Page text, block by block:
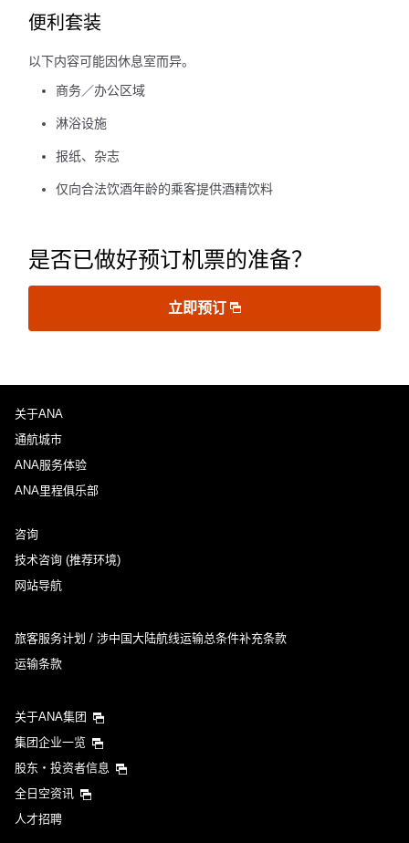
便利套装
以下内容可能因休息室而异。
商务／办公区域
淋浴设施
报纸、杂志
仅向合法饮酒年龄的乘客提供酒精饮料
是否已做好预订机票的准备？
立即预订
关于ANA
通航城市
ANA服务体验
ANA里程俱乐部
咨询
技术咨询 (推荐环境)
网站导航
旅客服务计划 / 涉中国大陆航线运输总条件补充条款
运输条款
关于ANA集团
集团企业一览
股东・投资者信息
全日空资讯
人才招聘